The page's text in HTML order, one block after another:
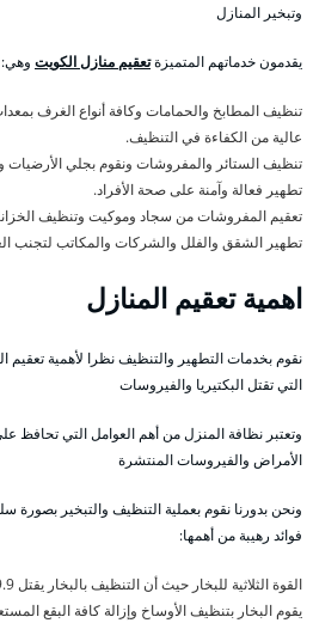
وتبخير المنازل
يقدمون خدماتهم المتميزةتعقيم منازل الكويت وهي:
تنظيف المطابخ والحمامات وكافة أنواع الغرف
عالية من الكفاءة في التنظيف.
تنظيف الستائر والمفروشات ونقوم بجلي
تطهير فعالة وآمنة على صحة الأفراد.
تعقيم المفروشات من سجاد وموكيت وتنظيف
تطهير الشقق والفلل والشركات والمكاتب لتجنب
اهمية تعقيم المنازل
نقوم بخدمات التطهير والتنظيف نظرا لأهمية تعقيم
التي تقتل البكتيريا والفيروسات
وتعتبر نظافة المنزل من أهم العوامل التي تحافظ
الأمراض والفيروسات المنتشرة
ونحن بدورنا نقوم بعملية التنظيف والتبخير بصورة
فوائد رهيبة من أهمها:
القوة الثلاثية للبخار حيث أن التنظيف بالبخار يقتل 99.9٪ من البكتيريا.
يقوم البخار بتنظيف الأوساخ وإزالة كافة البقع